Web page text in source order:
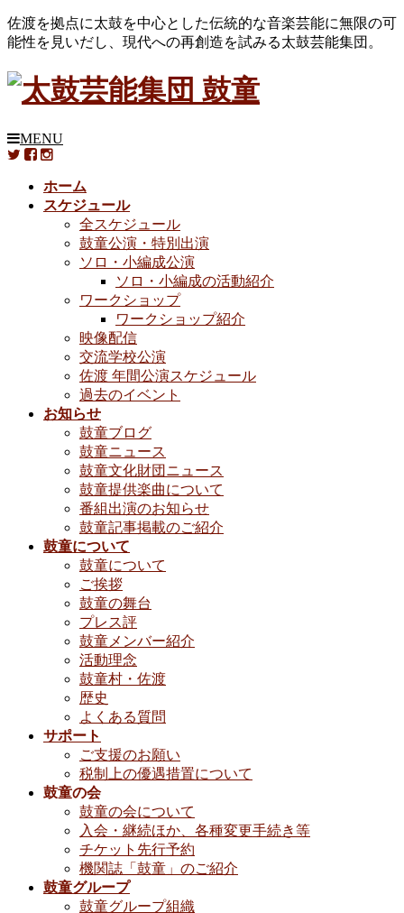
佐渡を拠点に太鼓を中心とした伝統的な音楽芸能に無限の可
能性を見いだし、現代への再創造を試みる太鼓芸能集団。
MENU
ホーム
スケジュール
全スケジュール
鼓童公演・特別出演
ソロ・小編成公演
ソロ・小編成の活動紹介
ワークショップ
ワークショップ紹介
映像配信
交流学校公演
佐渡 年間公演スケジュール
過去のイベント
お知らせ
鼓童ブログ
鼓童ニュース
鼓童文化財団ニュース
鼓童提供楽曲について
番組出演のお知らせ
鼓童記事掲載のご紹介
鼓童について
鼓童について
ご挨拶
鼓童の舞台
プレス評
鼓童メンバー紹介
活動理念
鼓童村・佐渡
歴史
よくある質問
サポート
ご支援のお願い
税制上の優遇措置について
鼓童の会
鼓童の会について
入会・継続ほか、各種変更手続き等
チケット先行予約
機関誌「鼓童」のご紹介
鼓童グループ
鼓童グループ組織